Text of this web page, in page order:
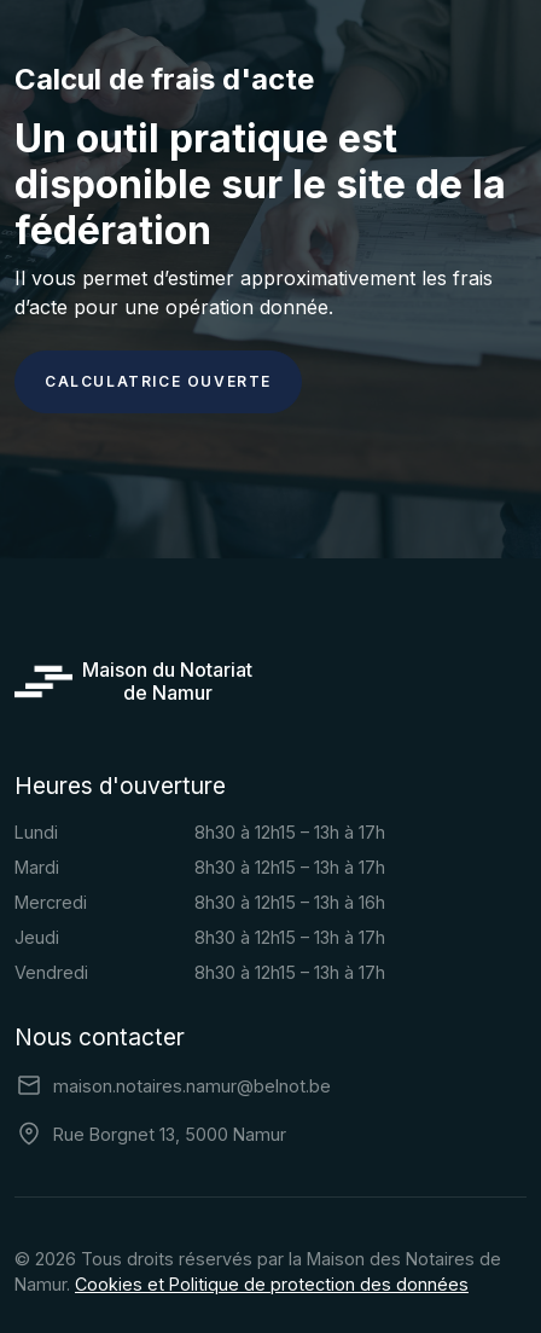
Calcul de frais d'acte
Un outil pratique est
disponible sur le site de la
fédération
Il vous permet d’estimer approximativement les frais
d’acte pour une opération donnée.
CALCULATRICE OUVERTE
Maison du Notariat
de Namur
Heures d'ouverture
Lundi
8h30 à 12h15 – 13h à 17h
Mardi
8h30 à 12h15 – 13h à 17h
Mercredi
8h30 à 12h15 – 13h à 16h
Jeudi
8h30 à 12h15 – 13h à 17h
Vendredi
8h30 à 12h15 – 13h à 17h
Nous contacter
maison.notaires.namur@belnot.be
Rue Borgnet 13, 5000 Namur
© 2026 Tous droits réservés par la Maison des Notaires de
Namur. Cookies et Politique de protection des données